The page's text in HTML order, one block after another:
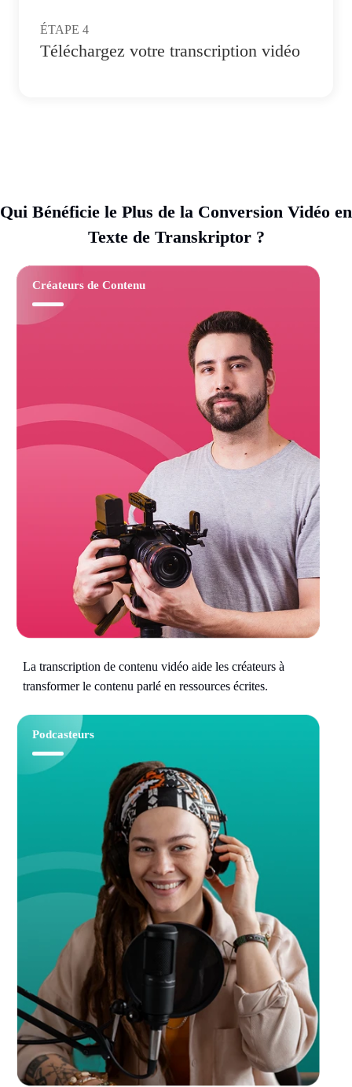
ÉTAPE 4
Téléchargez votre transcription vidéo
Qui Bénéficie le Plus de la Conversion Vidéo en
Texte de Transkriptor ?
Créateurs de Contenu
La transcription de contenu vidéo aide les créateurs à
transformer le contenu parlé en ressources écrites.
Podcasteurs